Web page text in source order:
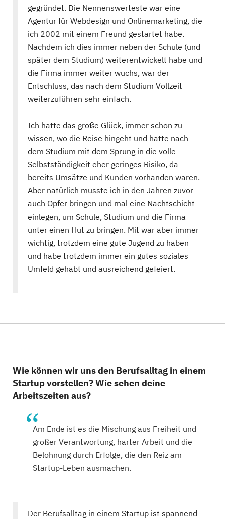
gegründet. Die Nennenswerteste war eine
Agentur für Webdesign und Onlinemarketing, die
ich 2002 mit einem Freund gestartet habe.
Nachdem ich dies immer neben der Schule (und
später dem Studium) weiterentwickelt habe und
die Firma immer weiter wuchs, war der
Entschluss, das nach dem Studium Vollzeit
weiterzuführen sehr einfach.
Ich hatte das große Glück, immer schon zu
wissen, wo die Reise hingeht und hatte nach
dem Studium mit dem Sprung in die volle
Selbstständigkeit eher geringes Risiko, da
bereits Umsätze und Kunden vorhanden waren.
Aber natürlich musste ich in den Jahren zuvor
auch Opfer bringen und mal eine Nachtschicht
einlegen, um Schule, Studium und die Firma
unter einen Hut zu bringen. Mit war aber immer
wichtig, trotzdem eine gute Jugend zu haben
und habe trotzdem immer ein gutes soziales
Umfeld gehabt und ausreichend gefeiert.
Wie können wir uns den Berufsalltag in einem
Startup vorstellen? Wie sehen deine
Arbeitszeiten aus?
Am Ende ist es die Mischung aus Freiheit und
großer Verantwortung, harter Arbeit und die
Belohnung durch Erfolge, die den Reiz am
Startup-Leben ausmachen.
Der Berufsalltag in einem Startup ist spannend